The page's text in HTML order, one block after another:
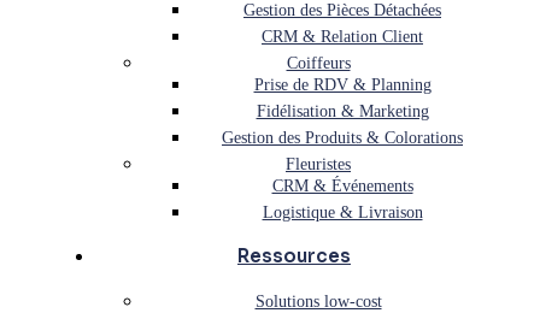
Gestion des Pièces Détachées
CRM & Relation Client
Coiffeurs
Prise de RDV & Planning
Fidélisation & Marketing
Gestion des Produits & Colorations
Fleuristes
CRM & Événements
Logistique & Livraison
Ressources
Solutions low-cost